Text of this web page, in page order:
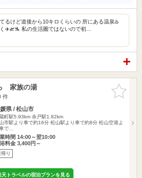
るけど道後から10キロくらいの 所にある温泉♨️
✈️🛫🛬 私の生活圏ではないので初…
お気に入
りに追加
家族の湯
件
県 / 松山市
町駅5.93km 余戸駅1.82km
市駅より車で約16分 松山駅より車で約8分 松山空港よ
で…
時間 14:00～翌10:00
料金 3,400円～
帰り
天トラベルの宿泊プランを見る